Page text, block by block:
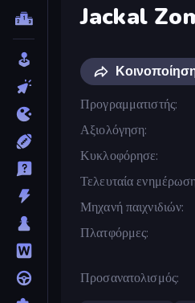
Jackal
Προγραμματιστής
Αξιολόγηση
Κυκλοφόρησε
Τελευταία
Μηχανή παιχνιδιών
Πλατφόρμες
Προσανατολισμός